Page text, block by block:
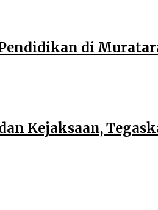
di
Kejaksaan,